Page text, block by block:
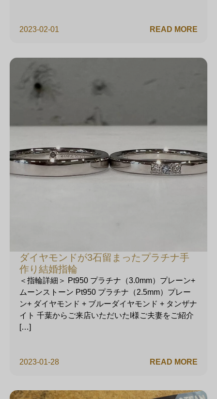
2023-02-01 READ MORE
ダイヤモンドが3石留まったプラチナ手
作り結婚指輪
2023-01-28
＜指輪詳細＞ Pt950 プラチナ（3.0mm）プレーン+
ムーンストーン Pt950 プラチナ（2.5mm）プレー
ン+ ダイヤモンド + ブルーダイヤモンド + タンザナ
イト 千葉からご来店いただいたI様ご夫妻をご紹介
[…]
READ MORE